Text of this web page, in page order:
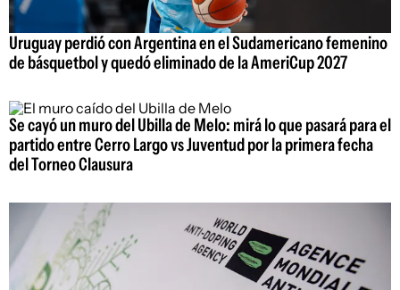
Uruguay perdió con Argentina en el Sudamericano femenino
de básquetbol y quedó eliminado de la AmeriCup 2027
Se cayó un muro del Ubilla de Melo: mirá lo que pasará para el
partido entre Cerro Largo vs Juventud por la primera fecha
del Torneo Clausura